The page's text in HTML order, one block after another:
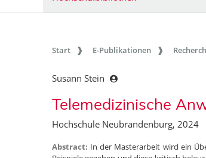
Start E-Publikationen
Susann Stein
Telemedizinische
Hochschule Neubrandenburg, 2024
Abstract: In der Masterarbeit wird ein